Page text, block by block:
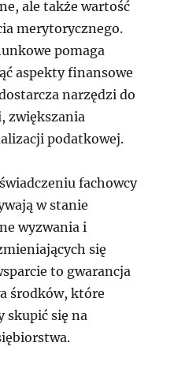
ale także wartość
merytorycznego.
pomaga
aspekty finansowe
narzędzi do
zwiększania
podatkowej.
fachowcy
w stanie
wyzwania i
się
to gwarancja
środków, które
skupić się na